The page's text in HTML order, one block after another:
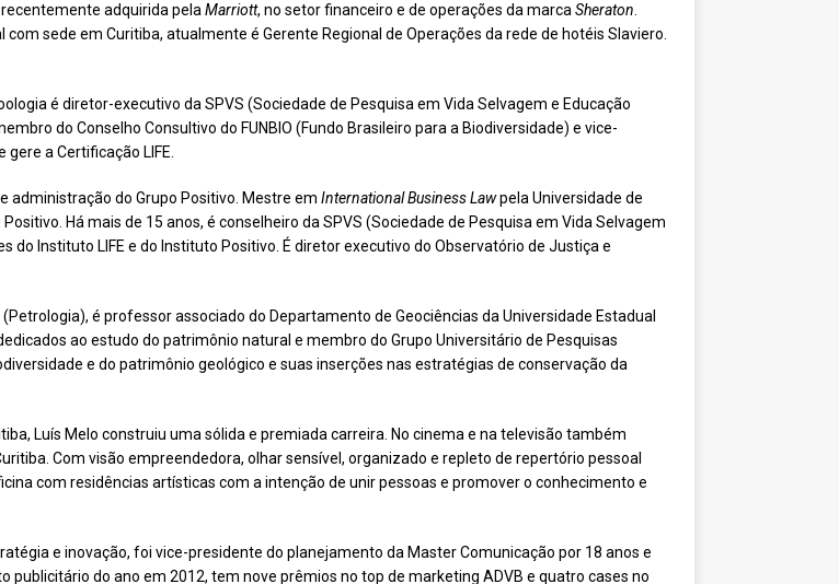
adquirida pela Marriott, no setor financeiro e de operações da marca Sheraton
sede em Curitiba, atualmente é Gerente Regional de Operações da rede de hotéis Slaviero.
é diretor-executivo da SPVS (Sociedade de Pesquisa em Vida Selvagem e Educação
do Conselho Consultivo do FUNBIO (Fundo Brasileiro para a Biodiversidade) e vice-
a Certificação LIFE.
administração do Grupo Positivo. Mestre em International Business Lawpela Universidade de
Há mais de 15 anos, é conselheiro da SPVS (Sociedade de Pesquisa em Vida Selvagem
Instituto LIFE e do Instituto Positivo. É diretor executivo do Observatório de Justiça e
é professor associado do Departamento de Geociências da Universidade Estadual
ao estudo do patrimônio natural e membro do Grupo Universitário de Pesquisas
e do patrimônio geológico e suas inserções nas estratégias de conservação da
Luís Melo construiu uma sólida e premiada carreira. No cinema e na televisão também
Com visão empreendedora, olhar sensível, organizado e repleto de repertório pessoal
com residências artísticas com a intenção de unir pessoas e promover o conhecimento e
e inovação, foi vice-presidente do planejamento da Master Comunicação por 18 anos e
publicitário do ano em 2012, tem nove prêmios no top de marketing ADVB e quatro cases no